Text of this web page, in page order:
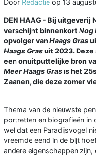
Door Redactie op 13
DEN HAAG - Bij uitgeverij
verschijnt binnenkort Nog
opvolger van Haags Gras
Haags Grasuit 2023. Deze
een onuitputtelijke bron
Meer Haags Grasis het
Zaanen, die deze zomer
Thema van de nieuwste
portretten en biografieën in
wel dat een Paradijsvogel
vreemde eend in de bijt
andere eigenschappen